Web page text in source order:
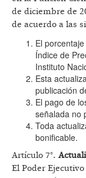
de diciembre de
de acuerdo a las
El
Índice de
Instituto
Esta
publicación
El pago de
señalada no
Toda
bonificable.
Artículo 7°.
El Poder